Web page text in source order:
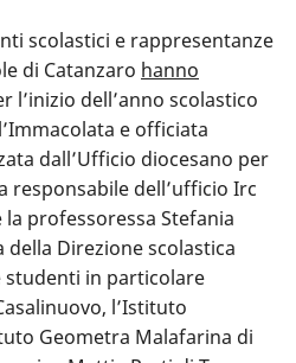
scolastici e rappresentanze
di Catanzaro hanno
l’inizio dell’anno scolastico
e officiata
dall’Ufficio diocesano per
responsabile dell’ufficio Irc
professoressa Stefania
Direzione scolastica
studenti in particolare
l’Istituto
Geometra Malafarina di